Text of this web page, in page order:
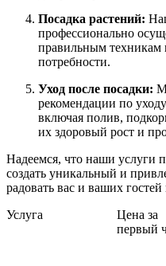
Посадка растений:
профессионально
правильным техникам
потребности.
Уход после посадки:
рекомендации по
включая полив,
их здоровый рост и
Надеемся, что наши услуги
создать уникальный и
радовать вас и ваших
Услуга
Цена за
первый